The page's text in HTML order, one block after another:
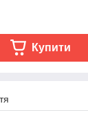
Купити